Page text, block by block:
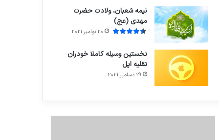
نیمه شعبان، ولادت حضرت
مهدی (عج)
20 نوامبر 2021
نخستین وسیله کاملا خودران
نقلیه اپل
29 دسامبر 2021